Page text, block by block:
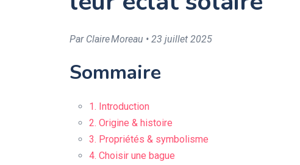
Par Claire Moreau • 23 juillet 2025
Sommaire
1. Introduction
2. Origine & histoire
3. Propriétés & symbolisme
4. Choisir une bague